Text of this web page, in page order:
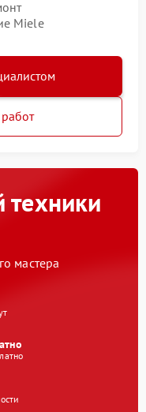
Miele
техники
мастера